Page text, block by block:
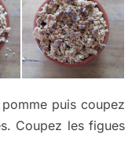
puis coupez
Coupez les figues